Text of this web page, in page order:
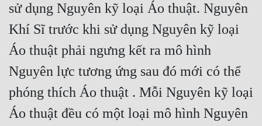
sử dụng Nguyên kỹ loại Áo thuật. Nguyên
Khí Sĩ trước khi sử dụng Nguyên kỹ loại
Áo thuật phải ngưng kết ra mô hình
Nguyên lực tương ứng sau đó mới có thể
phóng thích Áo thuật . Mỗi Nguyên kỹ loại
Áo thuật đều có một loại mô hình Nguyên